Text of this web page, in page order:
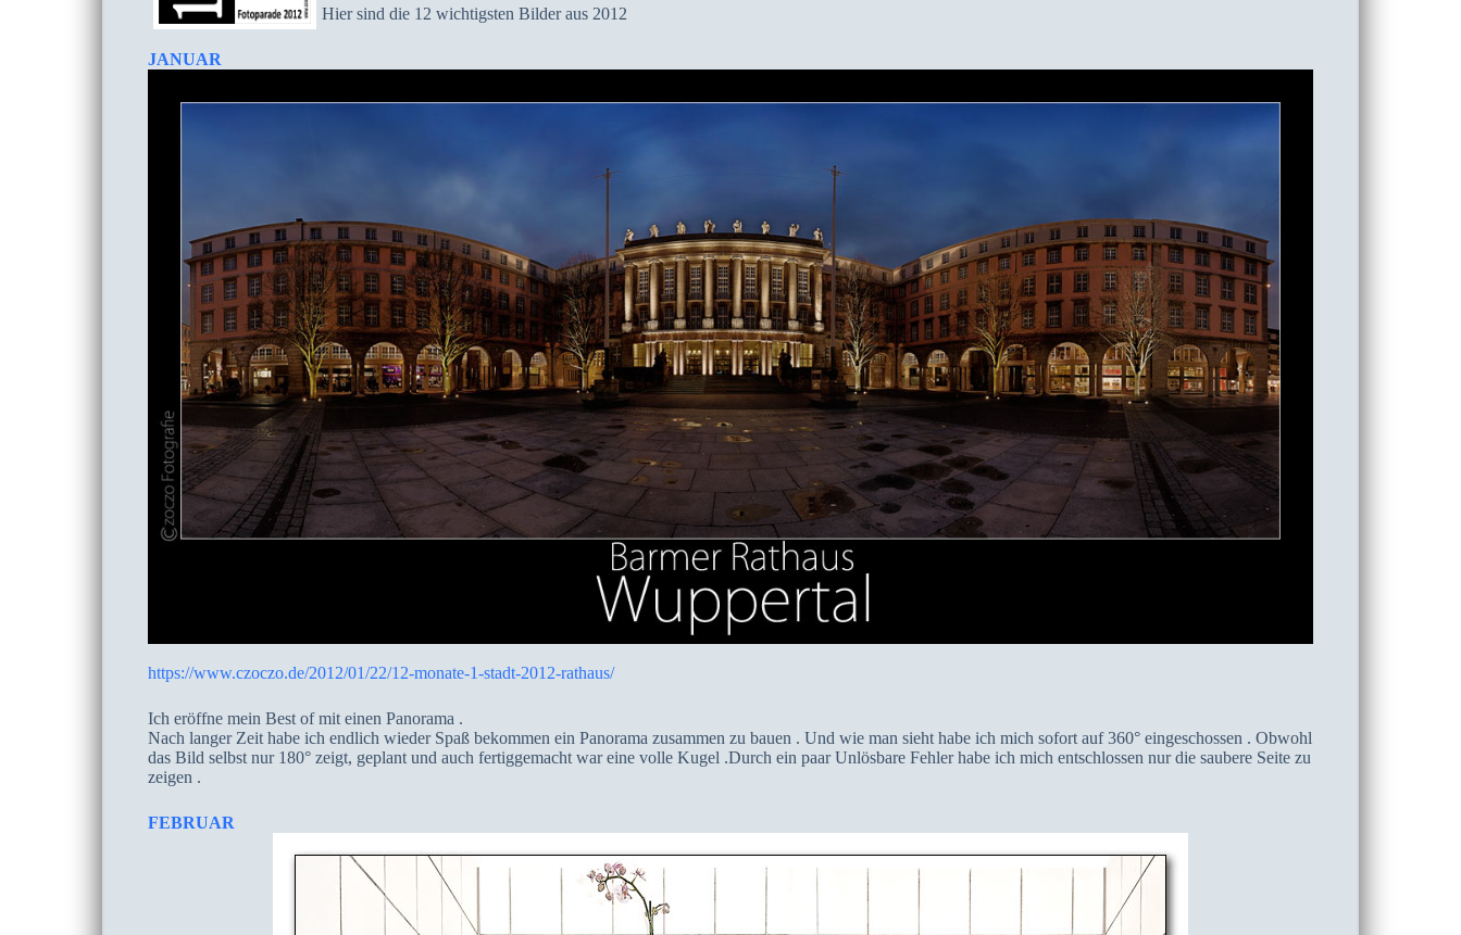
Hier sind die 12 wichtigsten Bilder aus 2012
JANUAR
https://www.czoczo.de/2012/01/22/12-monate-1-stadt-2012-rathaus/
Ich eröffne mein Best of mit einen Panorama .
Nach langer Zeit habe ich endlich wieder Spaß bekommen ein Panorama zusammen zu bauen . Und wie man sieht habe ich mich sofort auf 360° eingeschossen . Obwohl
das Bild selbst nur 180° zeigt, geplant und auch fertiggemacht war eine volle Kugel .Durch ein paar Unlösbare Fehler habe ich mich entschlossen nur die saubere Seite zu
zeigen .
FEBRUAR